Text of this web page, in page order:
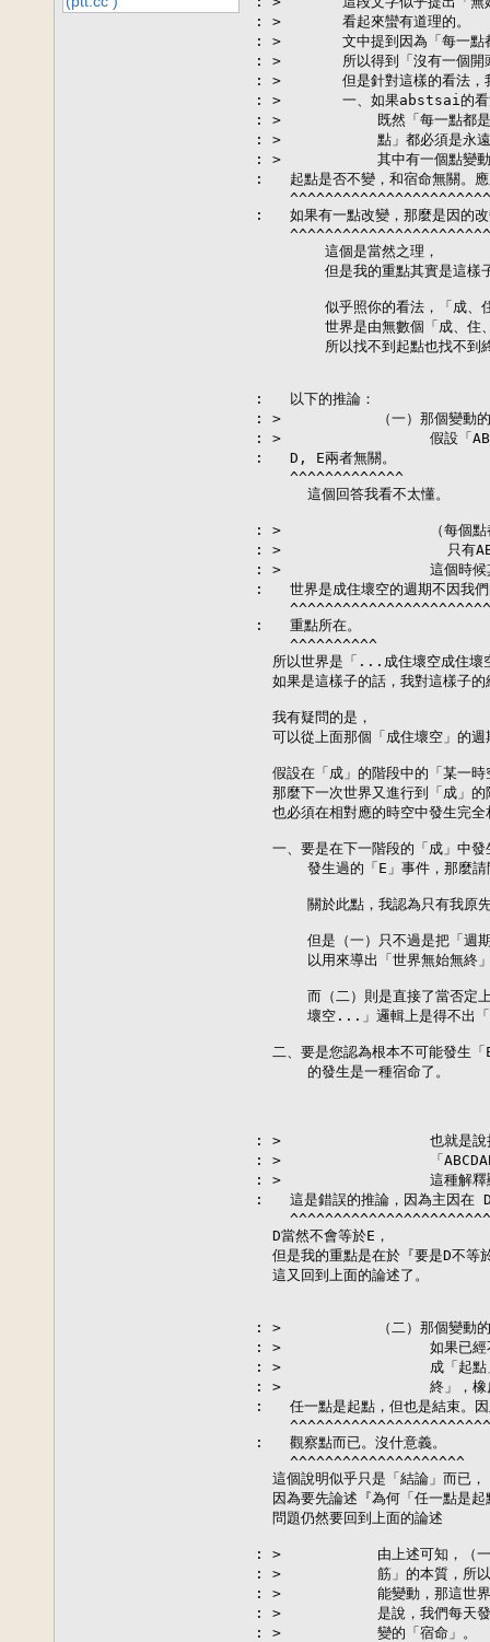
: >       看起來蠻有道理的。
: >       文中提到因為「每一點都
: >       所以得到「沒有一個開頭
: >       但是針對這樣的看法，我
: >       一、如果abstsai的看法
: >           既然「每一點都是起
: >           點」都必須是永遠不
: >           其中有一個點變動的
:   起點是否不變，和宿命無關。應
:   如果有一點改變，那麼是因的
        這個是當然之理，
但是我的重點其實是這樣
似乎照你的看法，「成、
世界是由無數個「成、住
所以找不到起點也找不到
:   以下的推論：
: >           （一）那個變動的點
: >                 假設「ABCD」
:   D, E兩者無關。
    ^^^^^^^^^^^^^
      這個回答我看不太懂。
: >                 （每個點都代表
: >                   只有ABCD四
: >                 這個時候其實充
:   世界是成住壞空的週期不因我們
:   重點所在。
    ^^^^^^^^^^
所以世界是「...成住壞空成住壞
如果是這樣子的話，我對這樣子的
  我有疑問的是，
可以從上面那個「成住壞空」的
假設在「成」的階段中的「某一
那麼下一次世界又進行到「成」的
也必須在相對應的時空中發生完
一、要是在下一階段的「成」中
發生過的「E」事件，那麼請
關於此點，我認為只有我原
但是（一）只不過是把「週
以用來導出「世界無始無終
而（二）則是直接了當否定
壞空...」邏輯上是得不出
二、要是您認為根本不可能發生
      的發生是一種宿命了。
: >                 也就是說把原本
: >                 「ABCDABCE-
: >                 這種解釋顯然跟
:   這是錯誤的推論，因為主因在
  D當然不會等於E，
但是我的重點是在於『要是D不等
  這又回到上面的論述了。
: >           （二）那個變動的點
: >                 如果已經不是循
: >                 成「起點」的東
: >                 終」，橡皮筋
:   任一點是起點，但也是結束。因
:   觀察點而已。沒什意義。
    ^^^^^^^^^^^^^^^^^^^^
  這個說明似乎只是「結論」而已，
因為要先論述『為何「任一點是
  問題仍然要回到上面的論述
: >           由上述可知，（一）
: >           筋」的本質，所以「
: >           能變動，那這世界中
: >           是說，我們每天發生
: >           變的「宿命」。